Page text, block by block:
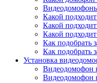
Какой
Какой
Какой
Как подобрать
Как подобрать
Установка
Видеодомофон
Видеодомофон